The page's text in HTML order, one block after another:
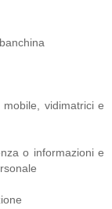
vidimatrici e
o informazioni e